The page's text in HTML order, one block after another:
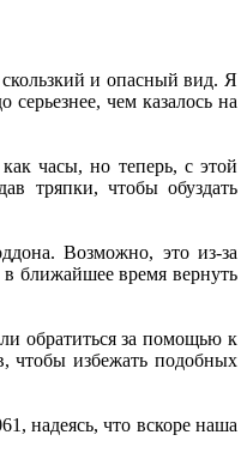
и опасный вид. Я
чем казалось на
часы, но теперь, с этой
тряпки, чтобы обуздать
Возможно, это из-за
ближайшее время вернуть
обратиться за помощью к
чтобы избежать подобных
надеясь, что вскоре наша